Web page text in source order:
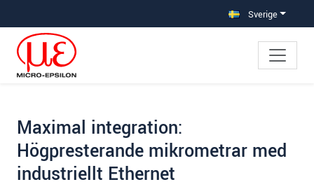
Sverige
Maximal integration:
Högpresterande mikrometrar med
industriellt Ethernet